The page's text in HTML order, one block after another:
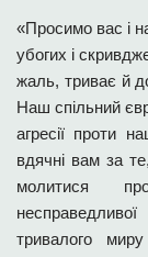
«Просимо вас і
убогих і
жаль, триває й
Наш спільний
агресії проти
вдячні вам за
молитися
тривалого